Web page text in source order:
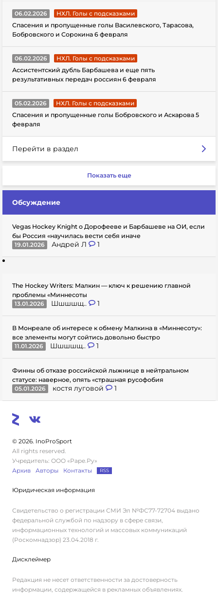
06.02.2026
НХЛ. Голы с подсказками
Спасения и пропущенные голы Василевского, Тарасова,
Бобровского и Сорокина 6 февраля
06.02.2026
НХЛ. Голы с подсказками
Ассистентский дубль Барбашева и еще пять
результативных передач россиян 6 февраля
05.02.2026
НХЛ. Голы с подсказками
Спасения и пропущенные голы Бобровского и Аскарова 5
февраля
Перейти в раздел
Показать еще
Обсуждение
Vegas Hockey Knight о Дорофееве и Барбашеве на ОИ, если
бы Россия «научилась вести себя иначе
19.01.2026
Андрей Л 1
The Hockey Writers: Малкин — ключ к решению главной
проблемы «Миннесоты
13.01.2026
Шшшшщ.. 1
В Монреале об интересе к обмену Малкина в «Миннесоту»:
все элементы могут сойтись довольно быстро
11.01.2026
Шшшшщ.. 1
Финны об отказе российской лыжнице в нейтральном
статусе: наверное, опять «страшная русофобия
05.01.2026
костя луговой 1
© 2026. InoProSport
All rights reserved.
Учредитель: ООО «Раре.Ру»
Архив
Авторы Контакты RSS
Юридическая информация
Свидетельство о регистрации СМИ Эл №ФС77-72704 выдано
федеральной службой по надзору в сфере связи,
информационных технологий и массовых коммуникаций
(Роскомнадзор) 23.04.2018 г.
Дисклеймер
Редакция не несет ответственности за достоверность
информации, содержащейся в рекламных объявлениях.